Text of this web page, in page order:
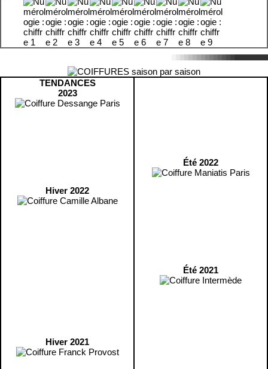
TENDANCES
2023
Hiver 2022
Hiver 2021
Été 2022
Été 2021